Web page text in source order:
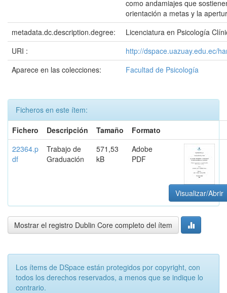
como andamiajes que
orientación a metas y la
metadata.dc.description.degree:
Licenciatura en Psicología
URI :
http://dspace.uazuay.edu.ec/
Aparece en las colecciones:
Facultad de Psicología
Ficheros en este ítem:
Fichero
Descripción Tamaño
Formato
22364.p
df
Trabajo de
Graduación
571,53
kB
Adobe
PDF
Visualizar/Abrir
Mostrar el registro Dublin Core completo del ítem
Los ítems de DSpace están protegidos por copyright, con
todos los derechos reservados, a menos que se indique lo
contrario.